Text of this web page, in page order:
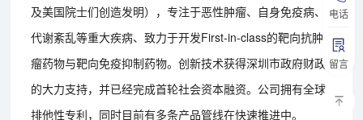
电话
留言
及美国院士们创造发明），专注于恶性肿瘤、自身免疫病、
代谢紊乱等重大疾病、致力于开发First-in-class的靶向抗肿
瘤药物与靶向免疫抑制药物。创新技术获得深圳市政府财政
的大力支持，并已经完成首轮社会资本融资。公司拥有全球
排他性专利，同时目前有多条产品管线在快速推进中。